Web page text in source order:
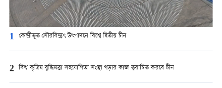
1 কেন্দ্রীভূত সৌরবিদ্যুৎ উৎপাদনে বিশ্বে দ্বিতীয় চীন
2 বিশ্ব কৃত্রিম বুদ্ধিমত্তা সহযোগিতা সংস্থা গড়ার কাজ ত্বরান্বিত করবে চীন